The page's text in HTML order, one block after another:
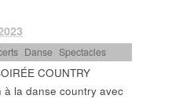
Danse ,Spectacles
COUNTRY
à la danse country avec